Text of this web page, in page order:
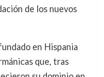
de los nuevos
en Hispania
que, tras